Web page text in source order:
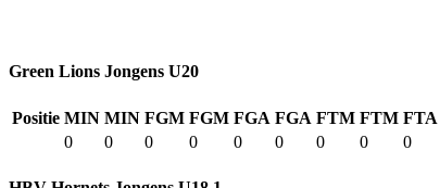
Green Lions Jongens U20
Positie MIN MIN FGM FGM FGA FGA FTM FTM FTA
0
0 0 0 0 0 0 0 0